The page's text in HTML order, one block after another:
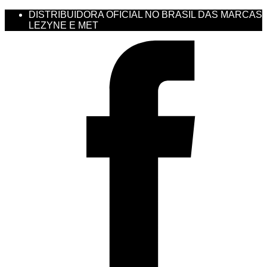
DISTRIBUIDORA OFICIAL NO BRASIL DAS MARCAS
LEZYNE E MET